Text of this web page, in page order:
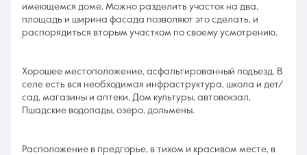
имеющемся доме. Можно разделить участок на два,
площадь и ширина фасада позволяют это сделать, и
распорядиться вторым участком по своему усмотрению.
Хорошее местоположение, асфальтированный подъезд. В
селе есть вся необходимая инфраструктура, школа и дет/
сад, магазины и аптеки, Дом культуры, автовокзал,
Пшадские водопады, озеро, дольмены.
Расположение в предгорье, в тихом и красивом месте, в